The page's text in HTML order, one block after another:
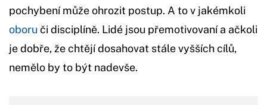
pochybení může ohrozit postup. A to v jakémkoli
oboru či disciplíně. Lidé jsou přemotivovaní a ačkoli
je dobře, že chtějí dosahovat stále vyšších cílů,
nemělo by to být nadevše.